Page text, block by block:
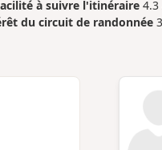
à suivre l'itinéraire 4.3
du circuit de randonnée